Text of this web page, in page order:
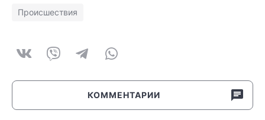
Происшествия
КОММЕНТАРИИ